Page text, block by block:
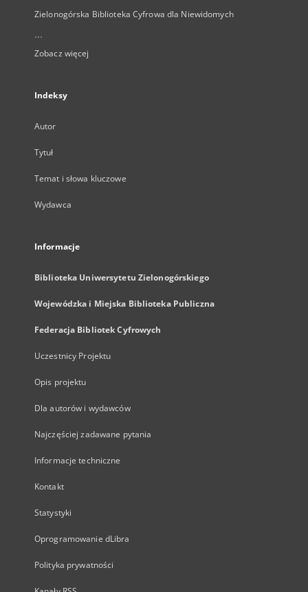
Zielonogórska Biblioteka Cyfrowa dla Niewidomych
...
Zobacz więcej
Indeksy
Autor
Tytuł
Temat i słowa kluczowe
Wydawca
Informacje
Biblioteka Uniwersytetu Zielonogórskiego
Wojewódzka i Miejska Biblioteka Publiczna
Federacja Bibliotek Cyfrowych
Uczestnicy Projektu
Opis projektu
Dla autorów i wydawców
Najczęściej zadawane pytania
Informacje techniczne
Kontakt
Statystyki
Oprogramowanie dLibra
Polityka prywatności